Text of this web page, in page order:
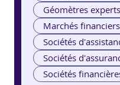
Géomètres experts
Marchés financiers
Sociétés
Sociétés
Sociétés